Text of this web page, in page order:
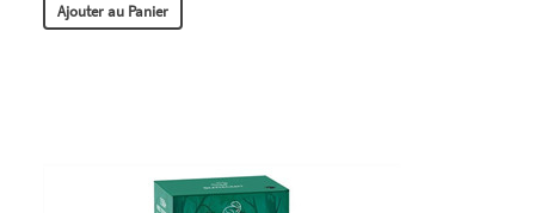
Ajouter au Panier